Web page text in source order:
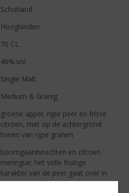
Schotland
Hooglanden
70 CL
46% vol
Single Malt
Medium & Granig
groene appel, rijpe peer en frisse
citroen, met op de achtergrond
tonen van rijpe granen
boomgaardvruchten en citroen
meringue; het volle fruitige
karakter van de peer gaat over in
citroen, vanille merinque en een